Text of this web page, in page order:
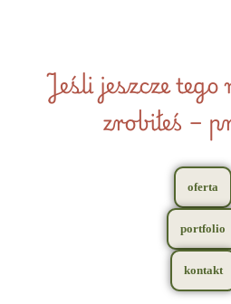
Jeśli jeszcze
zrobiłeś –
oferta
portfolio
kontakt